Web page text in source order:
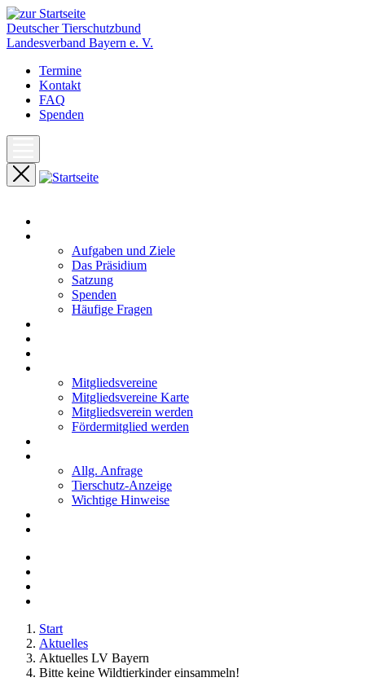
Deutscher Tierschutzbund
Landesverband Bayern e. V.
Termine
Kontakt
FAQ
Spenden
Aufgaben und Ziele
Das Präsidium
Satzung
Spenden
Häufige Fragen
Mitgliedsvereine
Mitgliedsvereine Karte
Mitgliedsverein werden
Fördermitglied werden
Allg. Anfrage
Tierschutz-Anzeige
Wichtige Hinweise
Start
Aktuelles
Aktuelles LV Bayern
Bitte keine Wildtierkinder einsammeln!